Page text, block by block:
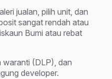
jualan, pilih unit, dan
sangat rendah atau
Bumi atau rebat
waranti (DLP), dan
developer.